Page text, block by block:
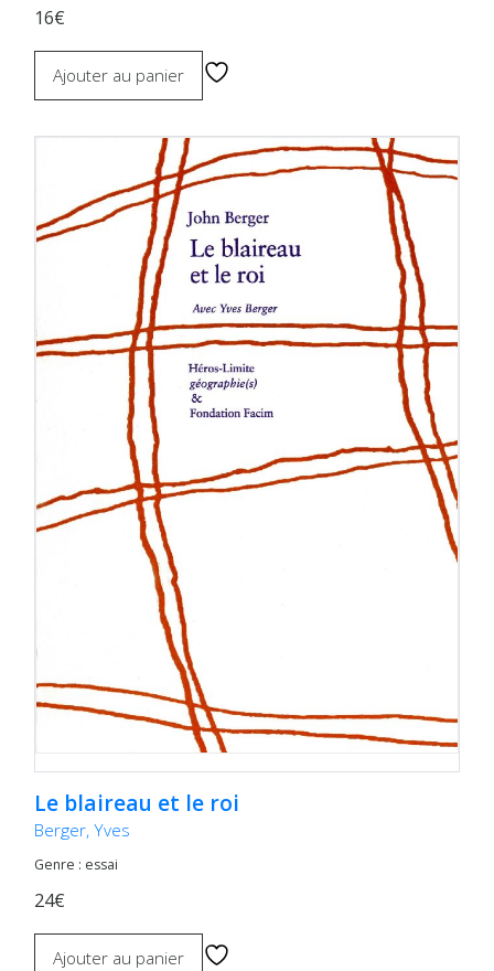
16€
Ajouter au panier
Le blaireau et le roi
Berger, Yves
Genre : essai
24€
Ajouter au panier